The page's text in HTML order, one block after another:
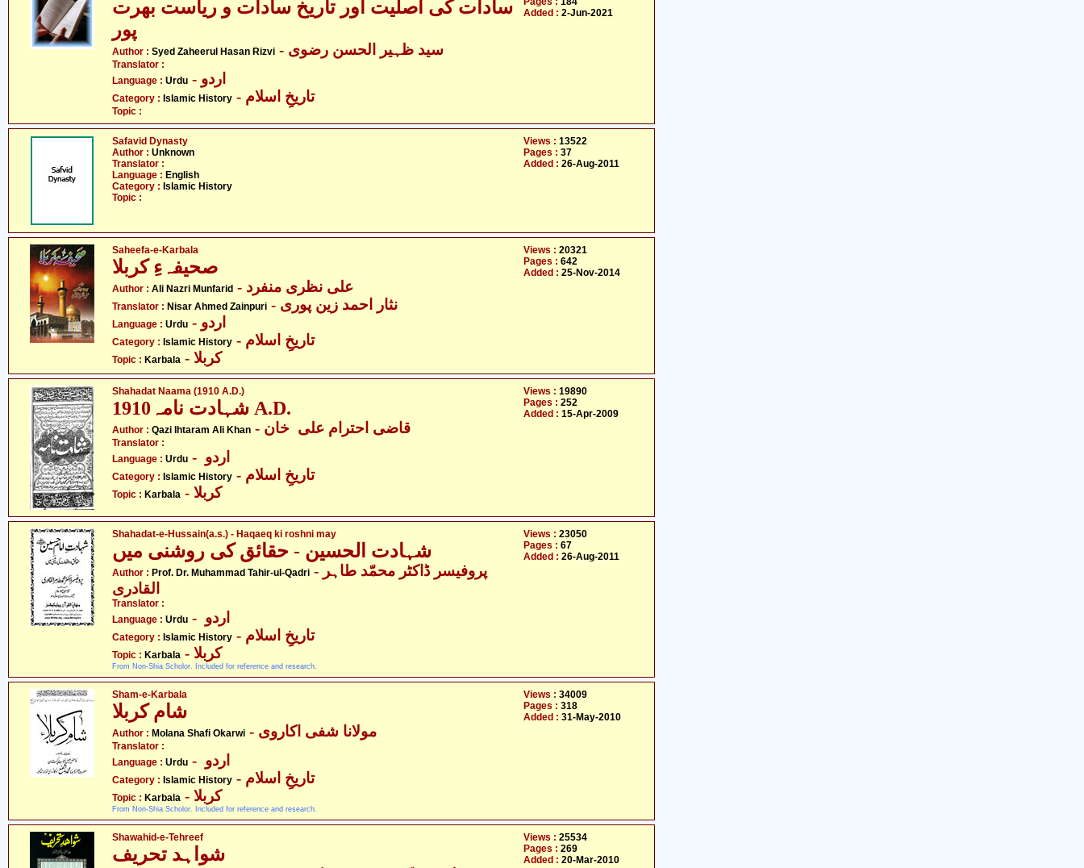
سادات کی اصلیت اور تاریخ سادات و ریاست بھرت
پور
Author : Syed Zaheerul Hasan Rizvi - سید ظہیر الحسن رضوی
Translator :
Language : Urdu - اردو
Category : Islamic History - تاریخِ اسلام
Topic :
Added : 2-Jun-2021
Safavid Dynasty
Author : Unknown
Translator :
Language : English
Category : Islamic History
Topic :
Views : 13522
Pages : 37
Added : 26-Aug-2011
Saheefa-e-Karbala
صحیفہءِ کربلا
Author : Ali Nazri Munfarid - علی نظری منفرد
Translator : Nisar Ahmed Zainpuri - نثار احمد زین پوری
Language : Urdu - اردو
Category : Islamic History - تاریخِ اسلام
Topic : Karbala - کربلا
Views : 20321
Pages : 642
Added : 25-Nov-2014
Shahadat Naama (1910 A.D.)
شہادت نامہ1910 A.D.
Author : Qazi Ihtaram Ali Khan - قاضی احترام علی خان
Translator :
Language : Urdu
Category : Islamic History - تاریخِ اسلام
Topic : Karbala - کربلا
Views : 19890
Pages : 252
Added : 15-Apr-2009
Shahadat-e-Hussain(a.s.) - Haqaeq ki roshni may
شہادت الحسین - حقائق کی روشنی میں
Author : Prof. Dr. Muhammad Tahir-ul-Qadri - پروفیسر ڈاکٹر محمّد طاہر
القادری
Translator :
Language : Urdu
Category : Islamic History - تاریخِ اسلام
Topic : Karbala - کربلا
From Non-Shia Scholor. Included for reference and research.
Views : 23050
Pages : 67
Added : 26-Aug-2011
Sham-e-Karbala
شام کربلا
Author : Molana Shafi Okarwi - مولانا شفی اکاروی
Translator :
Language : Urdu
Category : Islamic History - تاریخِ اسلام
Topic : Karbala - کربلا
From Non-Shia Scholor. Included for reference and research.
Views : 34009
Pages : 318
Added : 31-May-2010
Shawahid-e-Tehreef Views : 25534
Pages : 269
Added : 20-Mar-2010